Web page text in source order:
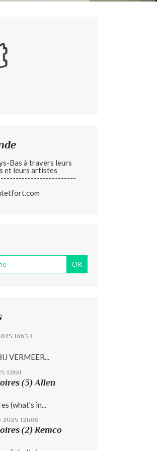
Bas à travers leurs
et leurs artistes
16h34
VERMEER...
12h11
(3) Allen
(what’s in...
2025 12h08
(2) Remco